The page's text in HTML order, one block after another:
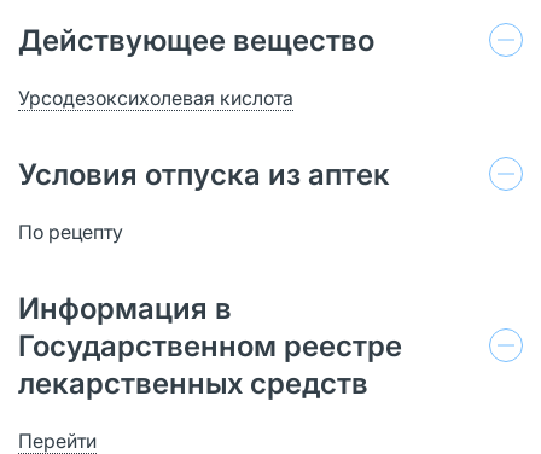
Действующее вещество
Урсодезоксихолевая кислота
Условия отпуска из аптек
По рецепту
Информация в
Государственном реестре
лекарственных средств
Перейти